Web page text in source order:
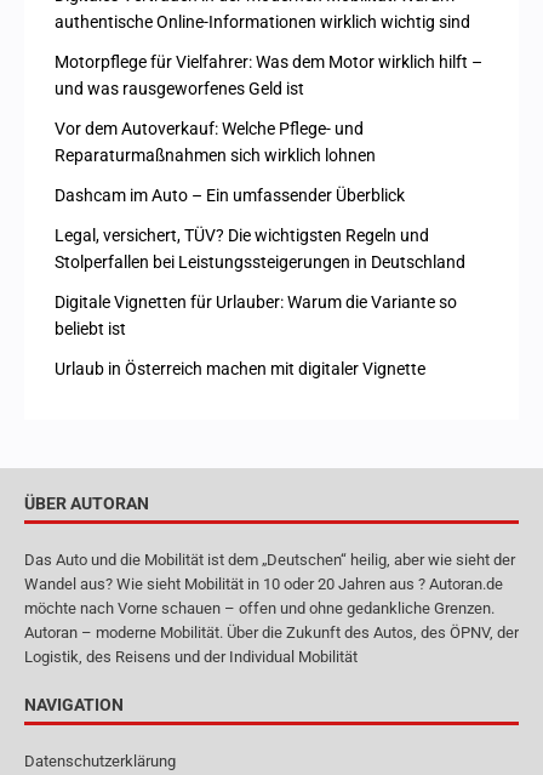
authentische Online-Informationen wirklich wichtig sind
Motorpflege für Vielfahrer: Was dem Motor wirklich hilft –
und was rausgeworfenes Geld ist
Vor dem Autoverkauf: Welche Pflege- und
Reparaturmaßnahmen sich wirklich lohnen
Dashcam im Auto – Ein umfassender Überblick
Legal, versichert, TÜV? Die wichtigsten Regeln und
Stolperfallen bei Leistungssteigerungen in Deutschland
Digitale Vignetten für Urlauber: Warum die Variante so
beliebt ist
Urlaub in Österreich machen mit digitaler Vignette
ÜBER AUTORAN
Das Auto und die Mobilität ist dem „Deutschen“ heilig, aber wie sieht der
Wandel aus? Wie sieht Mobilität in 10 oder 20 Jahren aus ? Autoran.de
möchte nach Vorne schauen – offen und ohne gedankliche Grenzen.
Autoran – moderne Mobilität. Über die Zukunft des Autos, des ÖPNV, der
Logistik, des Reisens und der Individual Mobilität
NAVIGATION
Datenschutzerklärung